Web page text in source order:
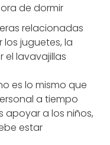
de dormir
relacionadas
juguetes, la
el lavavajillas
es lo mismo que
a tiempo
apoyar a los niños,
estar